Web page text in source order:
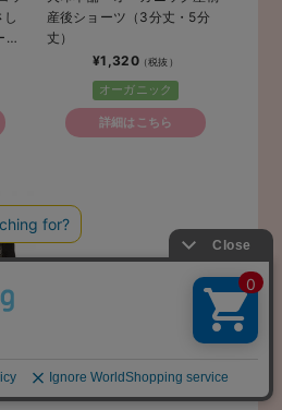
ル
産後ショーツ（3分丈・5分
丈）
¥1,320
オーガニック
詳細はこちら